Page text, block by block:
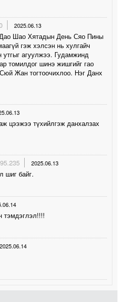
2025.06.13
Шао Хятадын День Сяо Пины
гэж хэлсэн нь хулгайч
агуулжээ. Гудамжинд
томилдог шинэ жишгийг гао
Жан тогтоочихлоо. Нэг Данх
цээжээ түхийлгэж данхалзах
2025.06.13
шиг байг.
тэмдэглэл!!!!
2025.06.14